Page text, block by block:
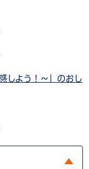
しよう！～」のおし